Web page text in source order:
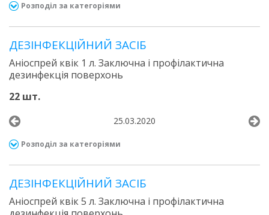
Розподіл за категоріями
ДЕЗІНФЕКЦІЙНИЙ ЗАСІБ
Аніоспрей квік 1 л. Заключна і профілактична
дезинфекція поверхонь
22 шт.
25.03.2020
Розподіл за категоріями
ДЕЗІНФЕКЦІЙНИЙ ЗАСІБ
Аніоспрей квік 5 л. Заключна і профілактична